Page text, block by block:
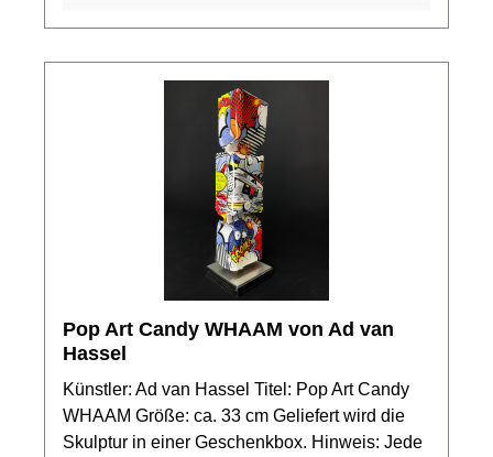
Pop Art Candy WHAAM von Ad van
Hassel
Künstler: Ad van Hassel Titel: Pop Art Candy
WHAAM Größe: ca. 33 cm Geliefert wird die
Skulptur in einer Geschenkbox. Hinweis: Jede